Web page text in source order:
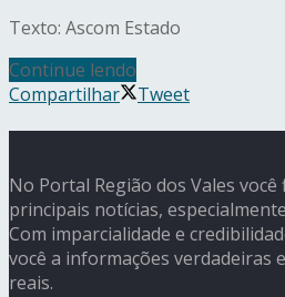
Texto: Ascom Estado
Continue lendo
Compartilhar
Tweet
No Portal Região dos Vales
principais notícias,
Com imparcialidade e
você a informações verdadeiras
reais.